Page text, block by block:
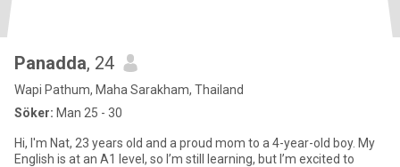
Panadda, 24
Wapi Pathum, Maha Sarakham, Thailand
Söker: Man 25 - 30
Hi, I'm Nat, 23 years old and a proud mom to a 4-year-old boy. My
English is at an A1 level, so I’m still learning, but I’m excited to